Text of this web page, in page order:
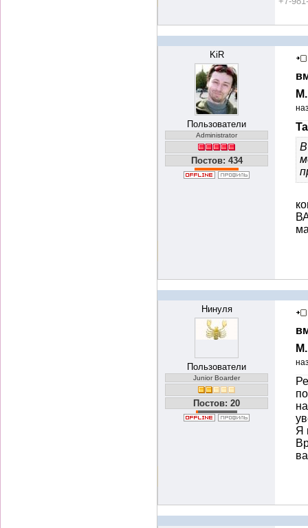
KiR
Пользователи
Administrator
Постов: 434
В
Нинуля
Пользователи
Junior Boarder
Постов: 20
Я